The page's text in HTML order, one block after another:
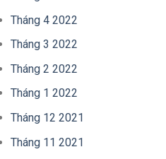
Tháng 4 2022
Tháng 3 2022
Tháng 2 2022
Tháng 1 2022
Tháng 12 2021
Tháng 11 2021